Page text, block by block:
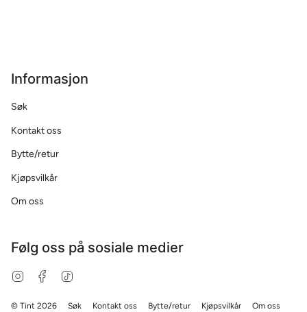
Informasjon
Søk
Kontakt oss
Bytte/retur
Kjøpsvilkår
Om oss
Følg oss på sosiale medier
InstagramFacebook
© Tint 2026 Søk Kontakt oss Bytte/retur Kjøpsvilkår Om oss